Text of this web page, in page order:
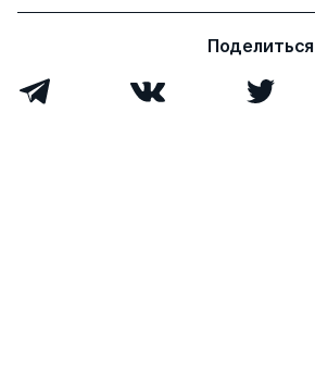
Поделиться